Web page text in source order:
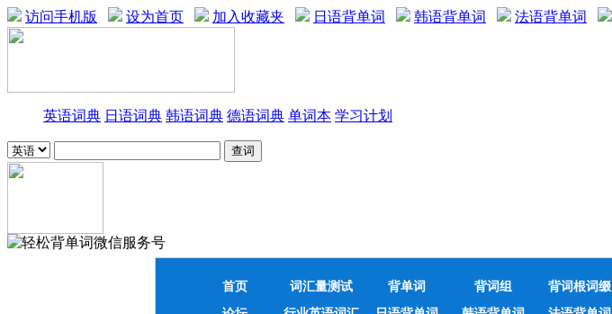
访问手机版 设为首页 加入收藏夹 日语背单词 韩语背单词 法语背单词
英语词典 日语词典 韩语词典 德语词典 单词本 学习计划
首页 词汇量测试 背单词 背词组 背词根词缀